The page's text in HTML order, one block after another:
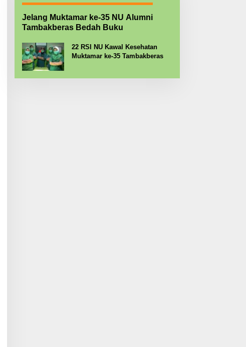
Jelang Muktamar ke-35 NU Alumni
Tambakberas Bedah Buku
22 RSI NU Kawal Kesehatan
Muktamar ke-35 Tambakberas